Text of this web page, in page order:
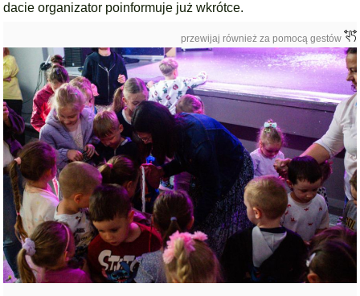
dacie organizator poinformuje już wkrótce.
przewijaj również za pomocą gestów